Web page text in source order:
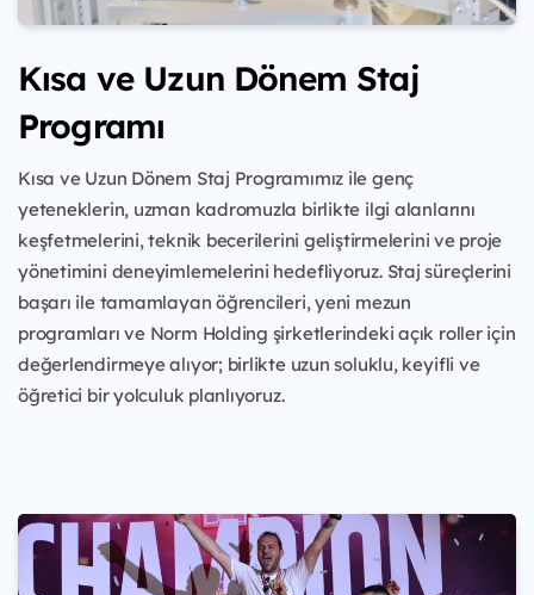
Kısa ve Uzun Dönem Staj
Programı
Kısa ve Uzun Dönem Staj Programımız ile genç
yeteneklerin, uzman kadromuzla birlikte ilgi alanlarını
keşfetmelerini, teknik becerilerini geliştirmelerini ve proje
yönetimini deneyimlemelerini hedefliyoruz. Staj süreçlerini
başarı ile tamamlayan öğrencileri, yeni mezun
programları ve Norm Holding şirketlerindeki açık roller için
değerlendirmeye alıyor; birlikte uzun soluklu, keyifli ve
öğretici bir yolculuk planlıyoruz.